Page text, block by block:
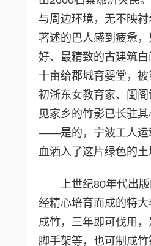
与周边环境，无不映
著述的巴人感到疲惫
好、最精致的古建筑
十亩给郡城育婴堂，
初浙东女教育家、闺
见家乡的竹影已长驻
——是的，宁波工人运
血洒入了这片绿色的
上世纪80年代出
经精心培育而成的特
成竹，三年即可伐用
脚手架等，也可制成